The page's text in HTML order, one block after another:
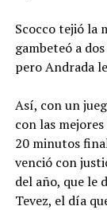
Scocco tejió la
gambeteó a
pero Andrada
Así, con un
con las
20 minutos
venció con
del año, que le
Tevez, el día